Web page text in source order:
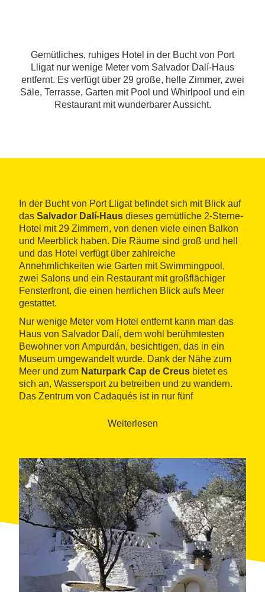
Gemütliches, ruhiges Hotel in der Bucht von Port
Lligat nur wenige Meter vom Salvador Dalí-Haus
entfernt. Es verfügt über 29 große, helle Zimmer, zwei
Säle, Terrasse, Garten mit Pool und Whirlpool und ein
Restaurant mit wunderbarer Aussicht.
In der Bucht von Port Lligat befindet sich mit Blick auf
das Salvador Dalí-Haus dieses gemütliche 2-Sterne-
Hotel mit 29 Zimmern, von denen viele einen Balkon
und Meerblick haben. Die Räume sind groß und hell
und das Hotel verfügt über zahlreiche
Annehmlichkeiten wie Garten mit Swimmingpool,
zwei Salons und ein Restaurant mit großflächiger
Fensterfront, die einen herrlichen Blick aufs Meer
gestattet.
Nur wenige Meter vom Hotel entfernt kann man das
Haus von Salvador Dalí, dem wohl berühmtesten
Bewohner von Ampurdán, besichtigen, das in ein
Museum umgewandelt wurde. Dank der Nähe zum
Meer und zum Naturpark Cap de Creus bietet es
sich an, Wassersport zu betreiben und zu wandern.
Das Zentrum von Cadaqués ist in nur fünf
Weiterlesen